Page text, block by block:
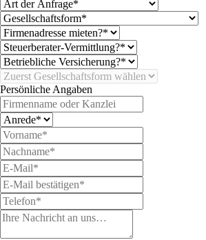
Persönliche Angaben